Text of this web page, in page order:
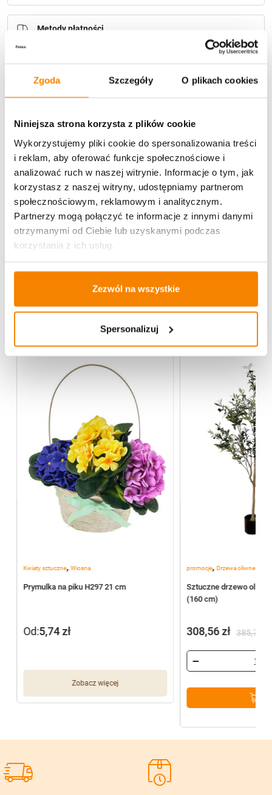
Zgoda Szczegóły O plikach cookies
Niniejsza strona korzysta z plików cookie
Wykorzystujemy pliki cookie do spersonalizowania treści
i reklam, aby oferować funkcje społecznościowe i
analizować ruch w naszej witrynie. Informacje o tym, jak
korzystasz z naszej witryny, udostępniamy partnerom
społecznościowym, reklamowym i analitycznym.
Partnerzy mogą połączyć te informacje z innymi danymi
otrzymanymi od Ciebie lub uzyskanymi podczas
korzystania z ich usług.
Zezwól na wszystkie
Spersonalizuj
hurtowniiPrzejdź do hurtowni B2B
Metody płatności
Opis produktu
Specyfikacja
Więcej z kategorii Kwiaty sztuczne
Kwiaty sztuczne, Wiosna
Prymulka na piku H297 21 cm
Zobacz więcej
Od:5,74zł
promocje,Drzewa oliwne
Sztuczne drzewo
(160 cm)
385,70
cena
wynosiła:
385,70 zł.
308,56zł
cena
wynosi:
308,56 zł.